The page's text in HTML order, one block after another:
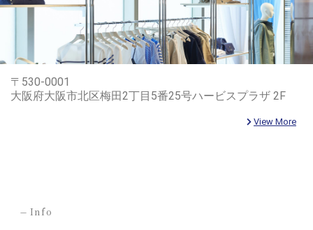
〒530-0001
大阪府大阪市北区梅田2丁目5番25号ハービスプラザ 2F
View More
-Info